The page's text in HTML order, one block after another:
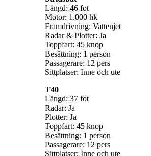
Längd: 46 fot
Motor: 1.000 hk
Framdrivning: Vattenjet
Radar & Plotter: Ja
Toppfart: 45 knop
Besättning: 1 person
Passagerare: 12 pers
Sittplatser: Inne och ute
T40
Längd: 37 fot
Radar: Ja
Plotter: Ja
Toppfart: 45 knop
Besättning: 1 person
Passagerare: 12 pers
Sittplatser: Inne och ute